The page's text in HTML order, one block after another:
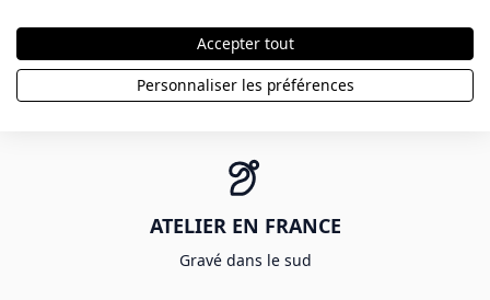
LIVRAISON GRATUITE
Livraison gratuite à partir de 80 €
ATELIER EN FRANCE
Gravé dans le sud
Accepter tout
Personnaliser les préférences